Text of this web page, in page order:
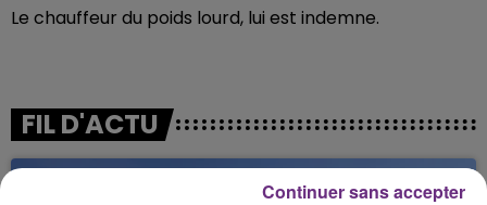
Le chauffeur du poids lourd, lui est indemne.
FIL D'ACTU
Continuer sans accepter